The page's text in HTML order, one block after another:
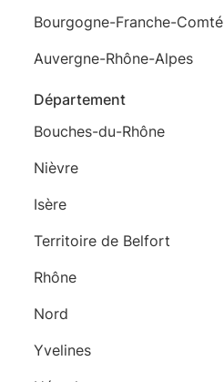
Bourgogne-Franche-Comté
Auvergne-Rhône-Alpes
Département
Bouches-du-Rhône
Nièvre
Isère
Territoire de Belfort
Rhône
Nord
Yvelines